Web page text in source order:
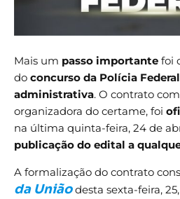
Mais um passo importante foi
do concurso da Polícia
administrativa. O contrato
organizadora do certame, foi
na última quinta-feira, 24 de
publicação do edital a
A formalização do contrato
da Uniãodesta sexta-feira,